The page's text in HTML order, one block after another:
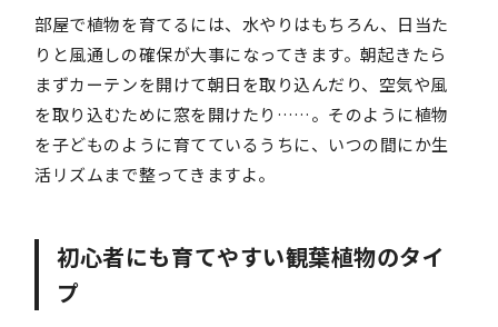
部屋で植物を育てるには、水やりはもちろん、日当た
りと風通しの確保が大事になってきます。朝起きたら
まずカーテンを開けて朝日を取り込んだり、空気や風
を取り込むために窓を開けたり……。そのように植物
を子どものように育てているうちに、いつの間にか生
活リズムまで整ってきますよ。
初心者にも育てやすい観葉植物のタイ
プ